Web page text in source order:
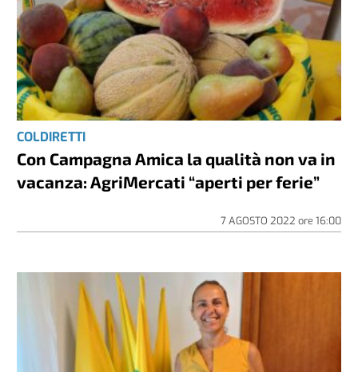
COLDIRETTI
Con Campagna Amica la qualità non va in
vacanza: AgriMercati “aperti per ferie”
7 AGOSTO 2022 ore 16:00